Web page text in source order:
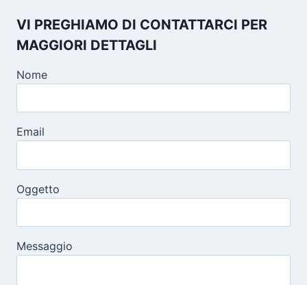
VI PREGHIAMO DI CONTATTARCI PER
MAGGIORI DETTAGLI
Nome
Email
Oggetto
Messaggio